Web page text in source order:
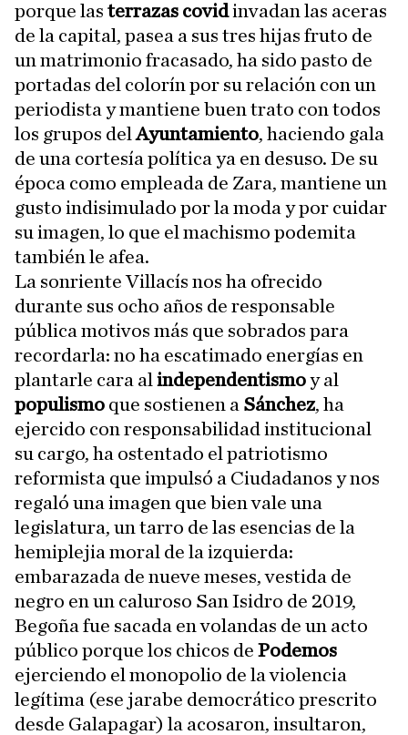
porque las terrazas covidinvadan las aceras
de la capital, pasea a sus tres hijas fruto de
un matrimonio fracasado, ha sido pasto de
portadas del colorín por su relación con un
periodista y mantiene buen trato con todos
los grupos delAyuntamiento, haciendo gala
de una cortesía política ya en desuso. De su
época como empleada de Zara, mantiene un
gusto indisimulado por la moda y por cuidar
su imagen, lo que el machismo podemita
también le afea.
La sonriente Villacís nos ha ofrecido
durante sus ocho años de responsable
pública motivos más que sobrados para
recordarla: no ha escatimado energías en
plantarle cara al independentismoy al
populismo que sostienen a Sánchez, ha
ejercido con responsabilidad institucional
su cargo, ha ostentado el patriotismo
reformista que impulsó a Ciudadanos y nos
regaló una imagen que bien vale una
legislatura, un tarro de las esencias de la
hemiplejia moral de la izquierda:
embarazada de nueve meses, vestida de
negro en un caluroso San Isidro de 2019,
Begoña fue sacada en volandas de un acto
público porque los chicos de Podemos
ejerciendo el monopolio de la violencia
legítima (ese jarabe democrático prescrito
desde Galapagar) la acosaron, insultaron,